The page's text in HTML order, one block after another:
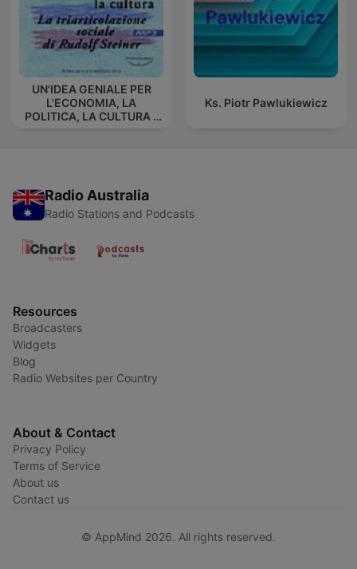
UN'IDEA GENIALE PER
L'ECONOMIA, LA
POLITICA, LA CULTURA -
Ks. Piotr Pawlukiewicz
Radio Australia
Radio Stations and Podcasts
Resources
Broadcasters
Widgets
Blog
Radio Websites per Country
About & Contact
Privacy Policy
Terms of Service
About us
Contact us
© AppMind 2026. All rights reserved.